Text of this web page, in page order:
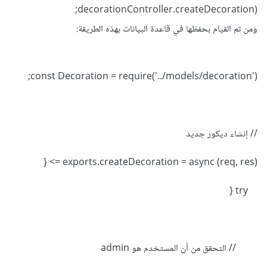
decorationController.createDecoration);
ومن تم القيام بحفظها في قاعدة البيانات بهذه الطريقة:
const Decoration = require('../models/decoration');
// إنشاء ديكور جديد
exports.createDecoration = async (req, res) => {
// التحقق من أن المستخدم هو admin